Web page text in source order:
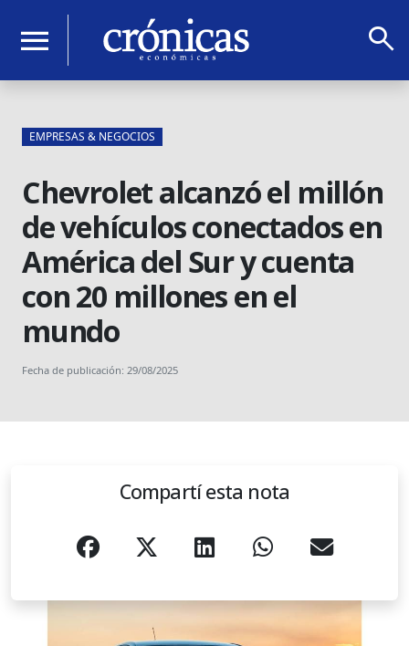
menu search
EMPRESAS & NEGOCIOS
Chevrolet alcanzó el millón
de vehículos conectados en
América del Sur y cuenta
con 20 millones en el
mundo
Fecha de publicación: 29/08/2025
Compartí esta nota